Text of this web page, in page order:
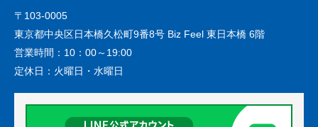
〒103-0005
東京都中央区日本橋久松町9番8号 Biz Feel 東日本橋 6階
営業時間： 10：00～19:00
定休日： 火曜日・水曜日